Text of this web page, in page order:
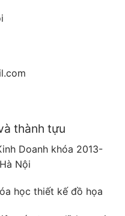
thành tựu
Doanh khóa 2013-
Nội
học thiết kế đồ họa